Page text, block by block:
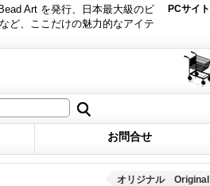
Art を発行、日本最大級のビ
ど、ここだけの魅力的なアイテ
PCサイト
お問合せ
オリジナル Original